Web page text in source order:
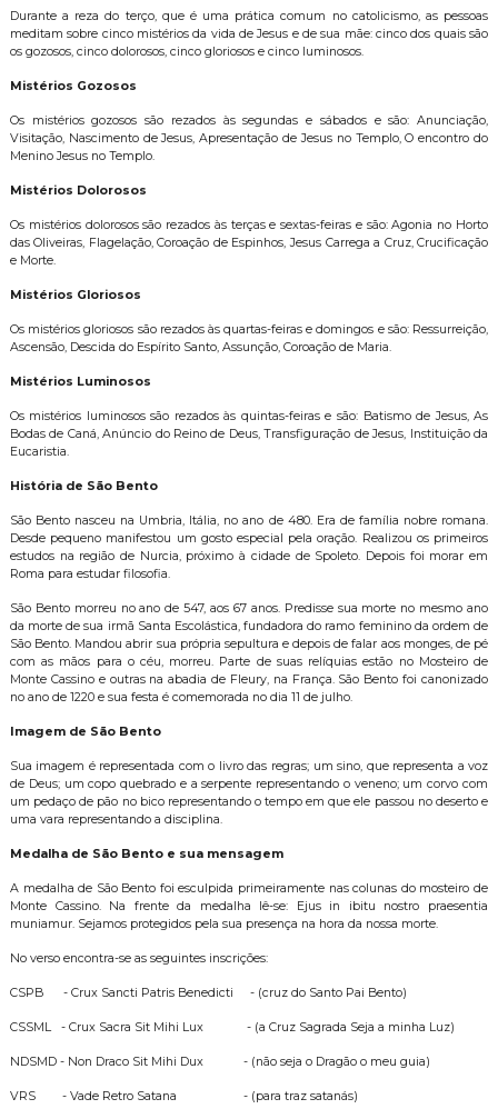
Durante a reza do terço, que é uma prática comum no catolicismo, as pessoas
meditam sobre cinco mistérios da vida de Jesus e de sua mãe: cinco dos quais são
os gozosos, cinco dolorosos, cinco gloriosos e cinco luminosos.
Mistérios Gozosos
Os mistérios gozosos são rezados às segundas e sábados e são: Anunciação,
Visitação, Nascimento de Jesus, Apresentação de Jesus no Templo, O encontro do
Menino Jesus no Templo.
Mistérios Dolorosos
Os mistérios dolorosos são rezados às terças e sextas-feiras e são: Agonia no Horto
das Oliveiras, Flagelação, Coroação de Espinhos, Jesus Carrega a Cruz, Crucificação
e Morte.
Mistérios Gloriosos
Os mistérios gloriosos são rezados às quartas-feiras e domingos e são: Ressurreição,
Ascensão, Descida do Espírito Santo, Assunção, Coroação de Maria.
Mistérios Luminosos
Os mistérios luminosos são rezados às quintas-feiras e são: Batismo de Jesus, As
Bodas de Caná, Anúncio do Reino de Deus, Transfiguração de Jesus, Instituição da
Eucaristia.
História de São Bento
São Bento nasceu na Umbria, Itália, no ano de 480. Era de família nobre romana.
Desde pequeno manifestou um gosto especial pela oração. Realizou os primeiros
estudos na região de Nurcia, próximo à cidade de Spoleto. Depois foi morar em
Roma para estudar filosofia.
São Bento morreu no ano de 547, aos 67 anos. Predisse sua morte no mesmo ano
da morte de sua irmã Santa Escolástica, fundadora do ramo feminino da ordem de
São Bento. Mandou abrir sua própria sepultura e depois de falar aos monges, de pé
com as mãos para o céu, morreu. Parte de suas relíquias estão no Mosteiro de
Monte Cassino e outras na abadia de Fleury, na França. São Bento foi canonizado
no ano de 1220 e sua festa é comemorada no dia 11 de julho.
Imagem de São Bento
Sua imagem é representada com o livro das regras; um sino, que representa a voz
de Deus; um copo quebrado e a serpente representando o veneno; um corvo com
um pedaço de pão no bico representando o tempo em que ele passou no deserto e
uma vara representando a disciplina.
Medalha de São Bento e sua mensagem
A medalha de São Bento foi esculpida primeiramente nas colunas do mosteiro de
Monte Cassino. Na frente da medalha lê-se: Ejus in ibitu nostro praesentia
muniamur. Sejamos protegidos pela sua presença na hora da nossa morte.
No verso encontra-se as seguintes inscrições:
CSPB - Crux Sancti Patris Benedicti - (cruz do Santo Pai Bento)
CSSML - Crux Sacra Sit Mihi Lux - (a Cruz Sagrada Seja a minha Luz)
NDSMD - Non Draco Sit Mihi Dux - (não seja o Dragão o meu guia)
VRS - Vade Retro Satana - (para traz satanás)